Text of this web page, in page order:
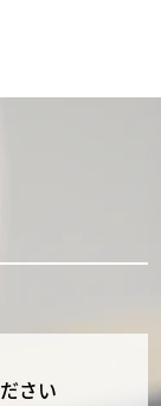
さい